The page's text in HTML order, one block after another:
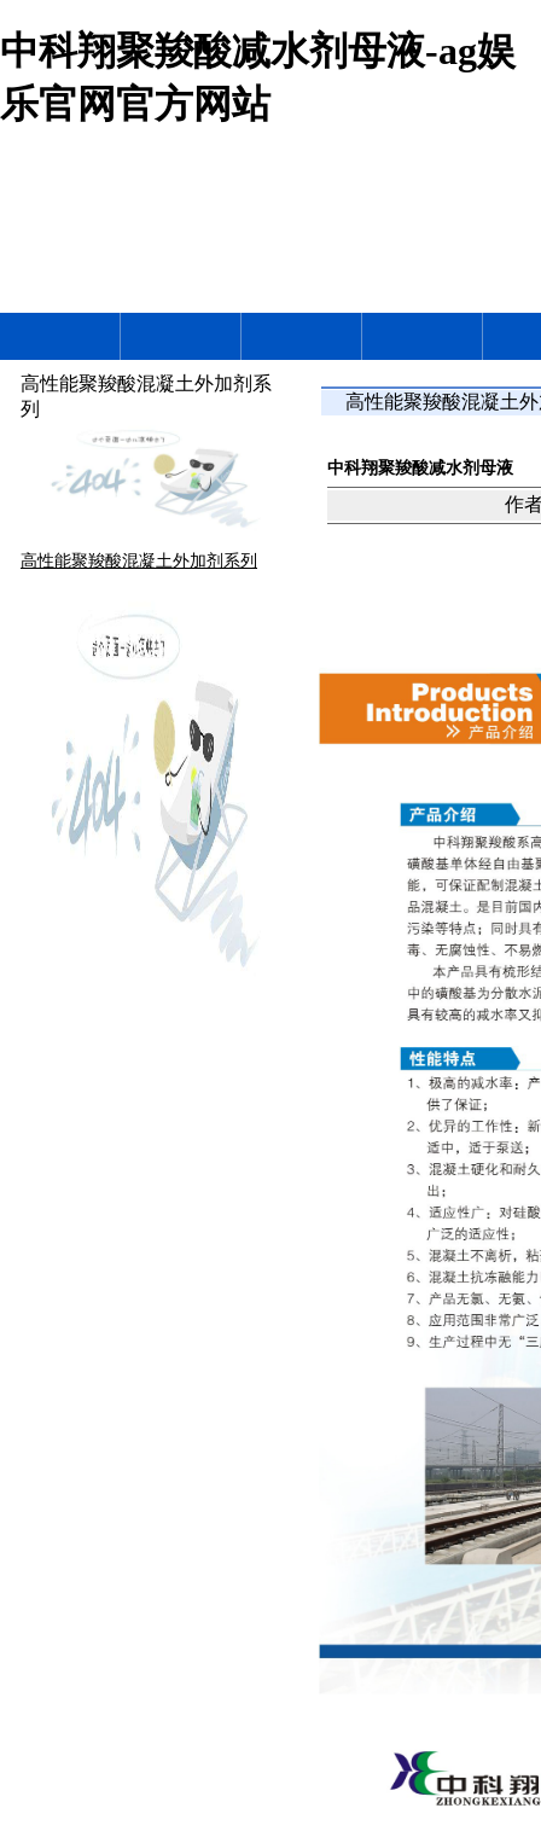
中科翔聚羧酸减水剂母液-ag娱
乐官网官方网站
高性能聚羧酸混凝土外加剂系
列
高性能聚羧酸混凝土外加剂系列
高性能聚羧酸混凝土外
中科翔聚羧酸减水剂母液
作